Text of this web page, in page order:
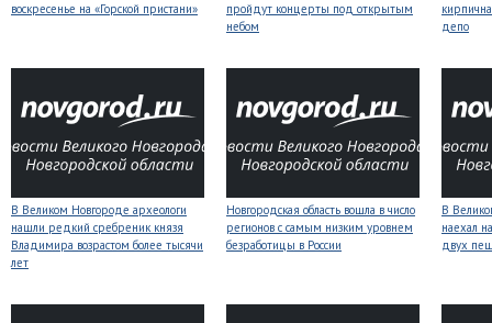
воскресенье на «Горской пристани»
пройдут концерты под открытым
небом
депо
В Великом Новгороде археологи
нашли редкий сребреник князя
Владимира возрастом более тысячи
лет
Новгородская область вошла в число
регионов с самым низким уровнем
безработицы в России
В
наехал
двух